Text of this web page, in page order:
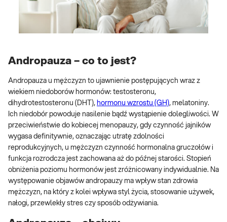
Andropauza – co to jest?
Andropauza u mężczyzn to ujawnienie postępujących wraz z
wiekiem niedoborów hormonów: testosteronu,
dihydrotestosteronu (DHT), hormonu wzrostu (GH), melatoniny.
Ich niedobór powoduje nasilenie bądź wystąpienie dolegliwości. W
przeciwieństwie do kobiecej menopauzy, gdy czynność jajników
wygasa definitywnie, oznaczając utratę zdolności
reprodukcyjnych, u mężczyzn czynność hormonalna gruczołów i
funkcja rozrodcza jest zachowana aż do późnej starości. Stopień
obniżenia poziomu hormonów jest zróżnicowany indywidualnie. Na
występowanie objawów andropauzy ma wpływ stan zdrowia
mężczyzn, na który z kolei wpływa styl życia, stosowanie używek,
nałogi, przewlekły stres czy sposób odżywiania.